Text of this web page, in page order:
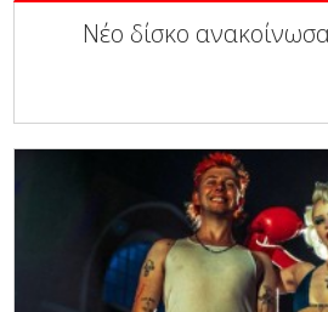
Νέο δίσκο